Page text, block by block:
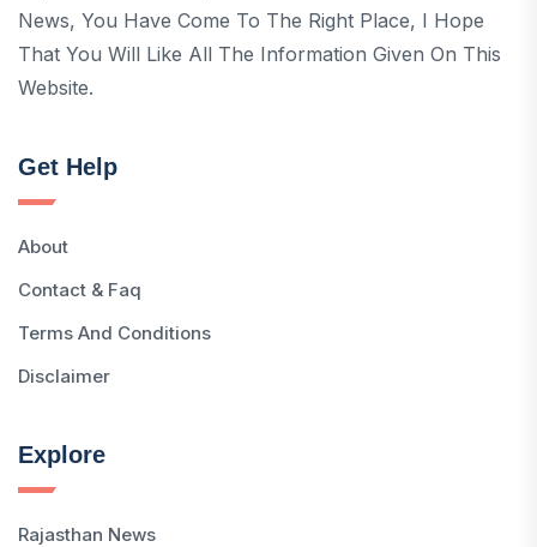
News, You Have Come To The Right Place, I Hope
That You Will Like All The Information Given On This
Website.
Get Help
About
Contact & Faq
Terms And Conditions
Disclaimer
Explore
Rajasthan News